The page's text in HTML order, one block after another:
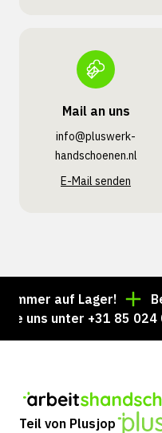
Mail an uns
info@pluswerk­
handschoenen.nl
E-Mail senden
auf Lager!
uns unter +31 85 024
Teil von Plusjop